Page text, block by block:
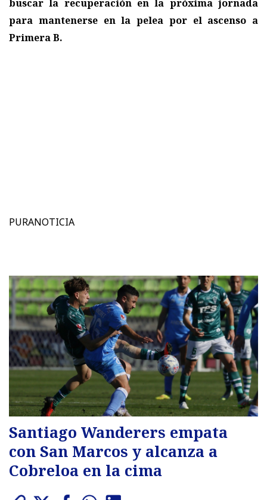
buscar la recuperación en la próxima jornada
para mantenerse en la pelea por el ascenso a
Primera B.
PURANOTICIA
Santiago Wanderers empata
con San Marcos y alcanza a
Cobreloa en la cima